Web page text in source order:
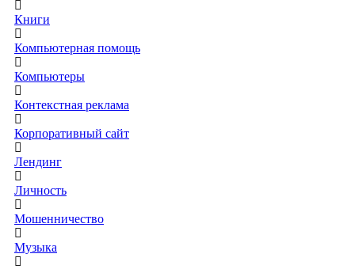
Книги
Компьютерная помощь
Компьютеры
Контекстная реклама
Корпоративный сайт
Лендинг
Личность
Мошенничество
Музыка